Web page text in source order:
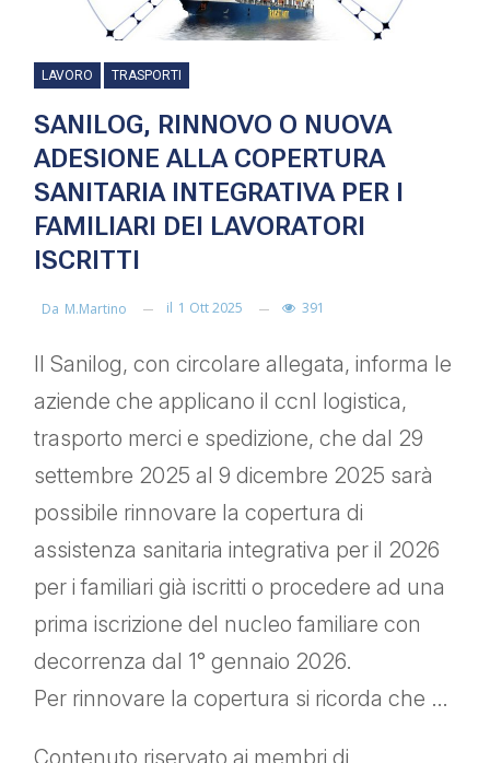
LAVORO TRASPORTI
SANILOG, RINNOVO O NUOVA
ADESIONE ALLA COPERTURA
SANITARIA INTEGRATIVA PER I
FAMILIARI DEI LAVORATORI
ISCRITTI
Da M.martino il 1 Ott 2025 391
Il Sanilog, con circolare allegata, informa le
aziende che applicano il ccnl logistica,
trasporto merci e spedizione, che dal 29
settembre 2025 al 9 dicembre 2025 sarà
possibile rinnovare la copertura di
assistenza sanitaria integrativa per il 2026
per i familiari già iscritti o procedere ad una
prima iscrizione del nucleo familiare con
decorrenza dal 1° gennaio 2026.
Per rinnovare la copertura si ricorda che …
Contenuto riservato ai membri di